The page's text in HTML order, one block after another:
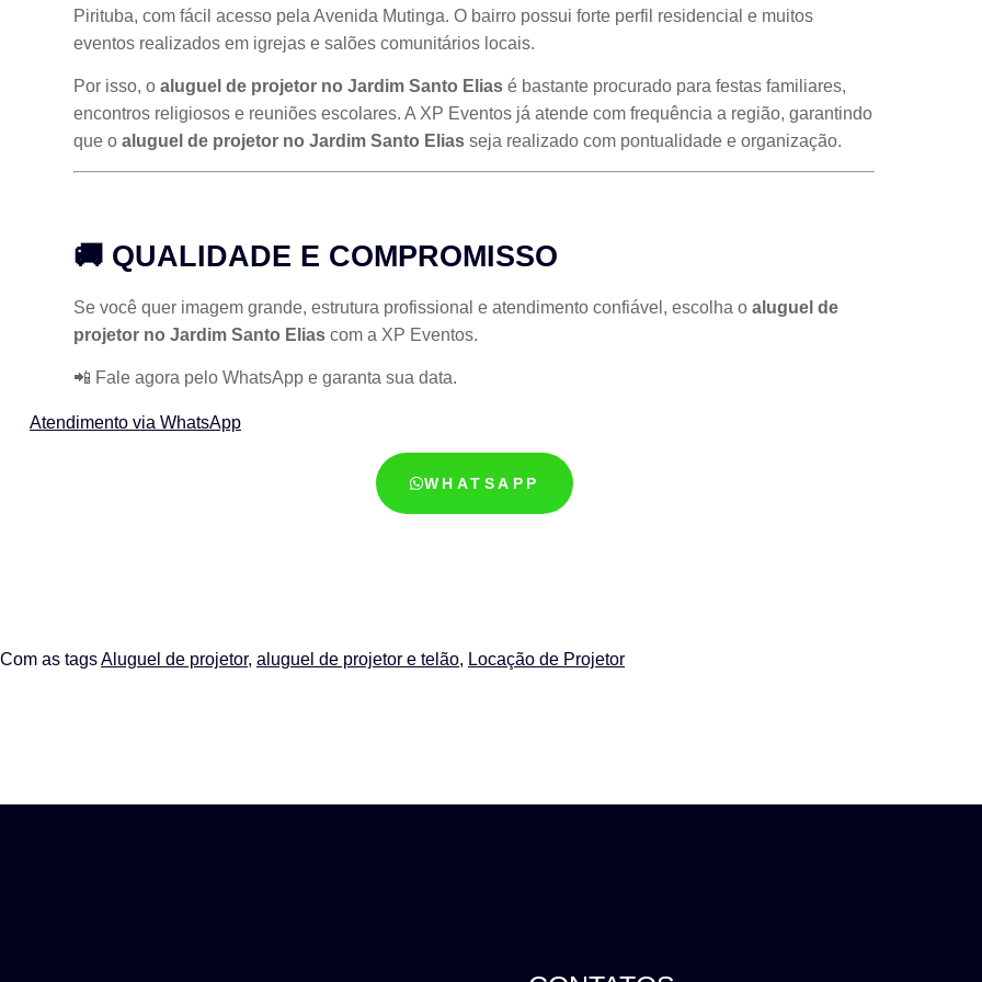
Pirituba, com fácil acesso pela Avenida Mutinga. O bairro possui forte perfil residencial e muitos
eventos realizados em igrejas e salões comunitários locais.
Por isso, o aluguel de projetor no Jardim Santo Elias é bastante procurado para festas familiares,
encontros religiosos e reuniões escolares. A XP Eventos já atende com frequência a região, garantindo
que o aluguel de projetor no Jardim Santo Elias seja realizado com pontualidade e organização.
🚚 QUALIDADE E COMPROMISSO
Se você quer imagem grande, estrutura profissional e atendimento confiável, escolha o aluguel de
projetor no Jardim Santo Elias com a XP Eventos.
📲 Fale agora pelo WhatsApp e garanta sua data.
Atendimento via WhatsApp
WHATSAPP
Com as tagsAluguel de projetor, aluguel de projetor e telão, Locação de Projetor